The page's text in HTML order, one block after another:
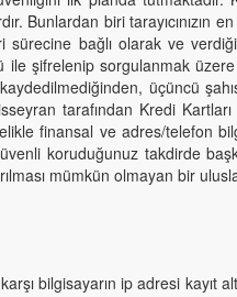
Bunlardan biri
bağlı olarak ve
şifrelenip sorgulanmak üzere
üçüncü
tarafından Kredi
finansal ve adres/
koruduğunuz takdirde
mümkün olmayan bir
bilgisayarın ip adresi